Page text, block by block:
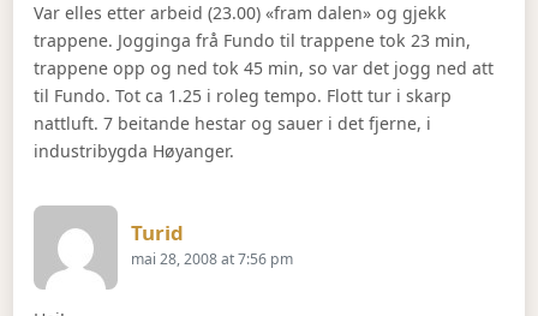
Var elles etter arbeid (23.00) «fram dalen» og gjekk
trappene. Jogginga frå Fundo til trappene tok 23 min,
trappene opp og ned tok 45 min, so var det jogg ned att
til Fundo. Tot ca 1.25 i roleg tempo. Flott tur i skarp
nattluft. 7 beitande hestar og sauer i det fjerne, i
industribygda Høyanger.
Turid
mai 28, 2008 at 7:56 pm